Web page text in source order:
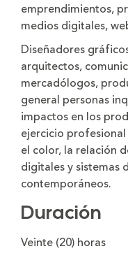
emprendimientos,
medios digitales,
Diseñadores
arquitectos,
mercadólogos,
general personas
impactos en los
ejercicio
el color, la relación
digitales y sistemas
contemporáneos.
Duración
Veinte (20) horas